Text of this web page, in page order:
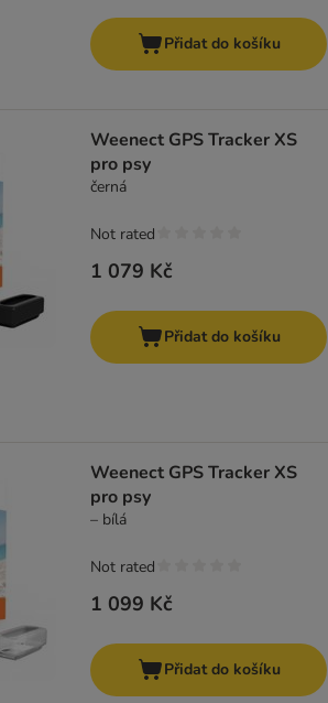
Přidat do košíku
Weenect GPS Tracker XS
pro psy
černá
1 079 Kč
Not rated
Přidat do košíku
Weenect GPS Tracker XS
pro psy
– bílá
1 099 Kč
Not rated
Přidat do košíku